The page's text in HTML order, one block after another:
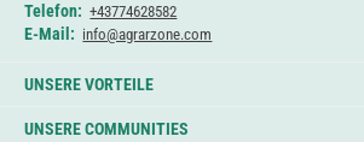
Telefon: +43774628582
E-Mail: info@agrarzone.com
UNSERE VORTEILE
UNSERE COMMUNITIES